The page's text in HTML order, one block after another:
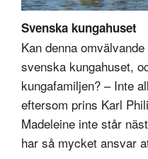
Svenska kungahuset
Kan denna
svenska kungahuset,
kungafamiljen? – Inte
eftersom prins Karl
Madeleine inte står
har så mycket ansvar